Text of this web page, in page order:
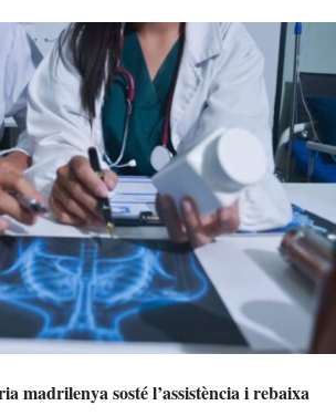
madrilenya sosté l’assistència i rebaixa